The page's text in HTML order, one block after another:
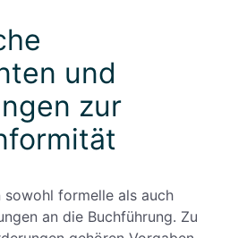
und
zur
sowohl formelle als auch
an die Buchführung. Zu